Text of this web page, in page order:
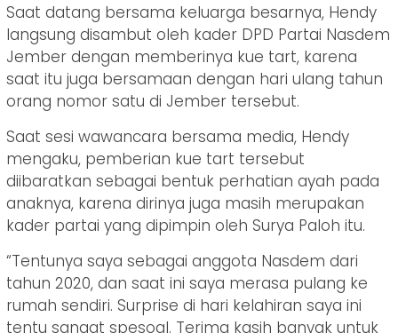
Saat datang bersama keluarga besarnya, Hendy
langsung disambut oleh kader DPD Partai Nasdem
Jember dengan memberinya kue tart, karena
saat itu juga bersamaan dengan hari ulang tahun
orang nomor satu di Jember tersebut.
Saat sesi wawancara bersama media, Hendy
mengaku, pemberian kue tart tersebut
diibaratkan sebagai bentuk perhatian ayah pada
anaknya, karena dirinya juga masih merupakan
kader partai yang dipimpin oleh Surya Paloh itu.
“Tentunya saya sebagai anggota Nasdem dari
tahun 2020, dan saat ini saya merasa pulang ke
rumah sendiri. Surprise di hari kelahiran saya ini
tentu sangat spesoal. Terima kasih banyak untuk